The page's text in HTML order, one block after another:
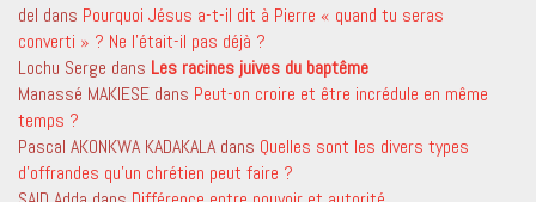
del dans Pourquoi Jésus a-t-il dit à Pierre « quand tu seras
converti » ? Ne l’était-il pas déjà ?
Lochu Serge dans Les racines juives du baptême
Manassé MAKIESE dans Peut-on croire et être incrédule en même
temps ?
Pascal AKONKWA KADAKALA dans Quelles sont les divers types
d’offrandes qu’un chrétien peut faire ?